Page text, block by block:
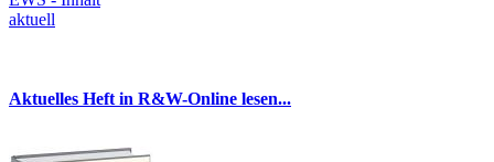
aktuell
Aktuelles Heft in R&W-Online lesen...